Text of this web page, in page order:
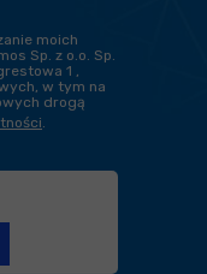
moich
Sp. z o.o. Sp.
1 ,
w tym na
drogą